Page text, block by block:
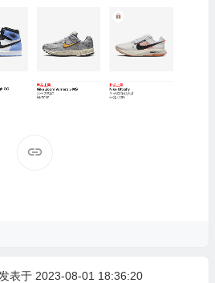
发表于 2023-08-01 18:36:20